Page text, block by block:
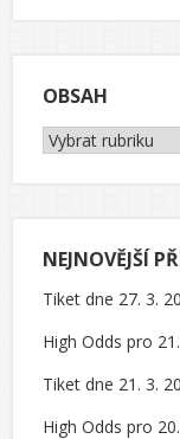
OBSAH
Obsah
NEJNOVĚJŠÍ
Tiket dne 27. 3.
High Odds pro
Tiket dne 21. 3.
High Odds pro